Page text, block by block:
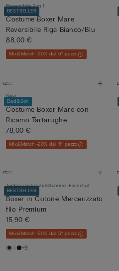
BESTSELLER
Reversibile 2 in 1
Costume Boxer Mare
Reversibile Riga Bianco/Blu
88,00 €
Mix&Match -20% dal 5° pezzo
Dad&Son
New
Costume Boxer Mare con
Ricamo Tartarughe
78,00 €
Mix&Match -20% dal 5° pezzo
BESTSELLER
PersonalizzabileSummer Essential
Boxer in Cotone Mercerizzato
filo Premium
15,90 €
Mix&Match -20% dal 5° pezzo
+9